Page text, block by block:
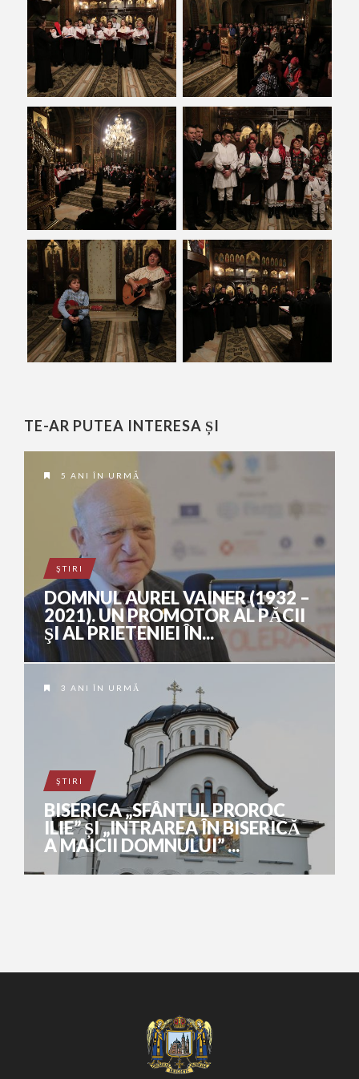
TE-AR PUTEA INTERESA ȘI
5 ANI ÎN URMĂ
ŞTIRI
DOMNUL AUREL VAINER (1932 –
2021). UN PROMOTOR AL PĂCII
ŞI AL PRIETENIEI ÎN...
3 ANI ÎN URMĂ
ŞTIRI
BISERICA „SFÂNTUL PROROC
ILIE” ȘI „INTRAREA ÎN BISERICĂ
A MAICII DOMNULUI” ...